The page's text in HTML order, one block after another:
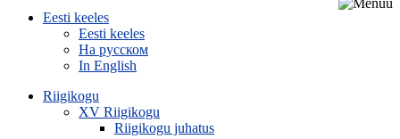
Eesti keeles
Eesti keeles
На русском
In English
Riigikogu
XV Riigikogu
Riigikogu juhatus